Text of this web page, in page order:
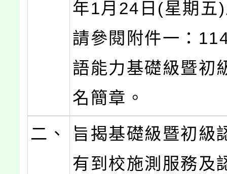
年1月24日(星期五
請參閱附件一：
語能力基礎級暨初
名簡章。
二、
旨揭基礎級暨初級
有到校施測服務及